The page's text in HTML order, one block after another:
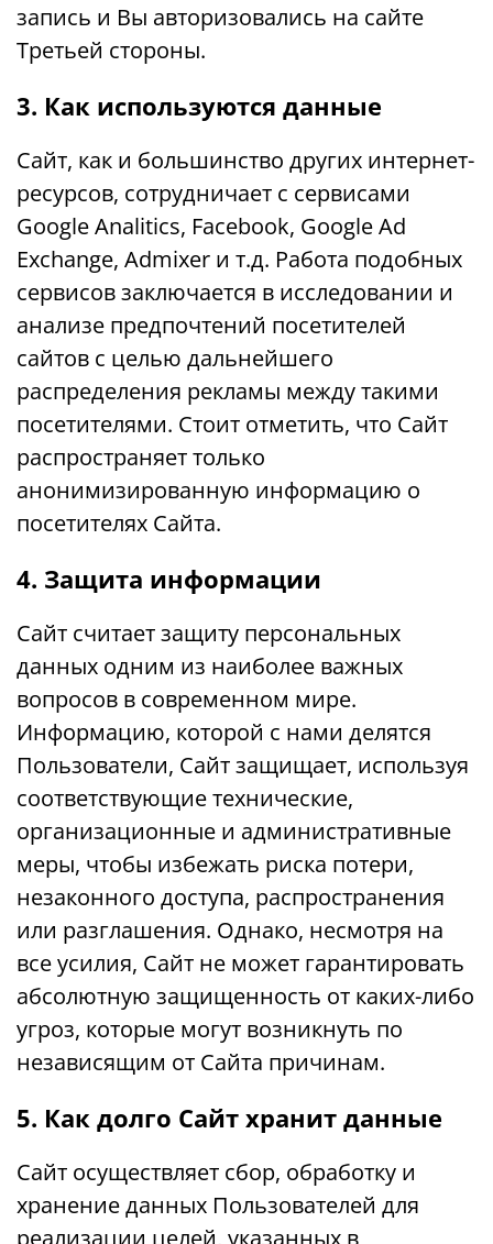
запись и Вы авторизовались на сайте
Третьей стороны.
3. Как используются данные
Сайт, как и большинство других интернет-
ресурсов, сотрудничает с сервисами
Google Analitics, Facebook, Google Ad
Exchange, Admixer и т.д. Работа подобных
сервисов заключается в исследовании и
анализе предпочтений посетителей
сайтов с целью дальнейшего
распределения рекламы между такими
посетителями. Стоит отметить, что Сайт
распространяет только
анонимизированную информацию о
посетителях Сайта.
4. Защита информации
Сайт считает защиту персональных
данных одним из наиболее важных
вопросов в современном мире.
Информацию, которой с нами делятся
Пользователи, Сайт защищает, используя
соответствующие технические,
организационные и административные
меры, чтобы избежать риска потери,
незаконного доступа, распространения
или разглашения. Однако, несмотря на
все усилия, Сайт не может гарантировать
абсолютную защищенность от каких-либо
угроз, которые могут возникнуть по
независящим от Сайта причинам.
5. Как долго Сайт хранит данные
Сайт осуществляет сбор, обработку и
хранение данных Пользователей для
реализации целей, указанных в